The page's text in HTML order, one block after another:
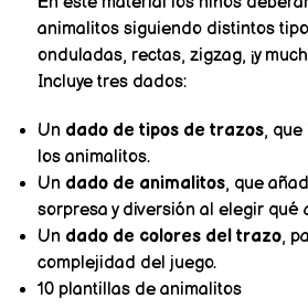
animalitos siguiendo distintos
onduladas, rectas, zigzag, ¡y
Incluye tres dados:
Un dado de tipos de trazos, que
los animalitos.
Un dado de animalitos, que
sorpresa y diversión al elegir qué
Un dado de colores del trazo,
complejidad del juego.
10 plantillas de animalitos